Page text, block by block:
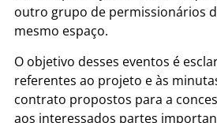
outro grupo de permissionários
mesmo espaço.
O objetivo desses eventos é
referentes ao projeto e às
contrato propostos para a
aos interessados partes